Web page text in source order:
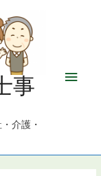
事
介護・
メ